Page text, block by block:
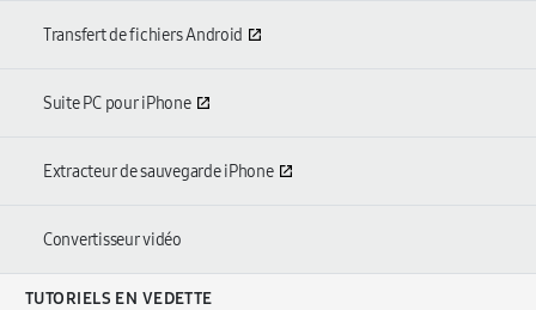
Transfert de fichiers Android
Suite PC pour iPhone
Extracteur de sauvegarde iPhone
Convertisseur vidéo
TUTORIELS EN VEDETTE